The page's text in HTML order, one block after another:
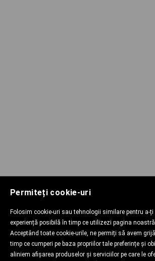
Permiteți cookie-uri
Folosim cookie-uri sau tehnologii similare pentru a-ți
experiență posibilă în timp ce utilizezi pagina
Acceptând toate cookie-urile, ne permiți să avem
timp ce cumperi pe baza propriilor tale preferințe și
aliniem afișarea produselor și serviciilor pe care le